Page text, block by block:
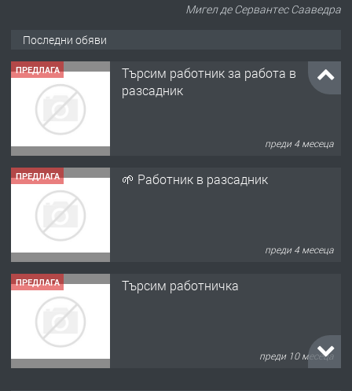
Мигел де Сервантес Сааведра
Последни обяви
ПРЕДЛАГА 🌱 Работник в разсадник
преди 4 месеца
ПРЕДЛАГА Търсим работничка
преди 10 месеца
ПРЕДЛАГА
Продава употребявани чисти и
преди 1 година